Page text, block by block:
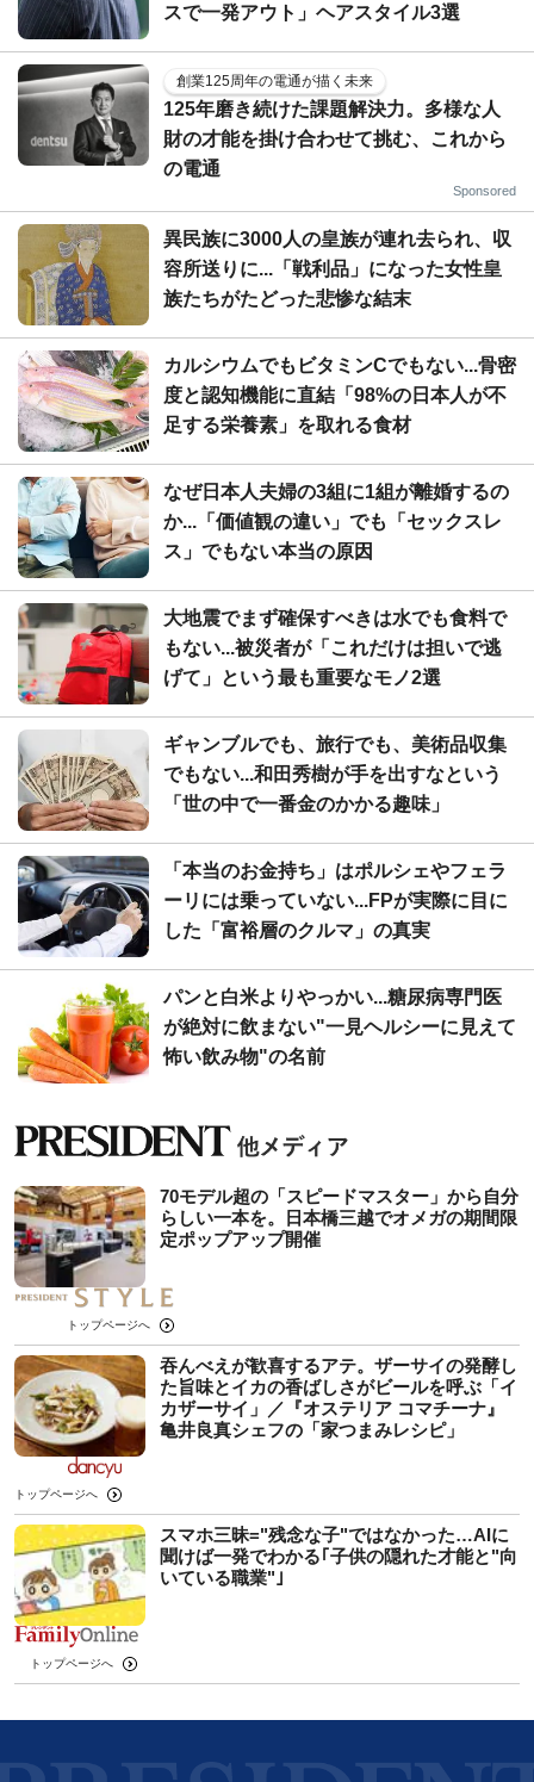
スで一発アウト」ヘアスタイル3選
創業125周年の電通が描く未来
125年磨き続けた課題解決力。多様な人
財の才能を掛け合わせて挑む、これから
の電通
Sponsored
異民族に3000人の皇族が連れ去られ、収
容所送りに...「戦利品」になった女性皇
族たちがたどった悲惨な結末
カルシウムでもビタミンCでもない...骨密
度と認知機能に直結「98%の日本人が不
足する栄養素」を取れる食材
なぜ日本人夫婦の3組に1組が離婚するの
か...「価値観の違い」でも「セックスレ
ス」でもない本当の原因
大地震でまず確保すべきは水でも食料で
もない...被災者が「これだけは担いで逃
げて」という最も重要なモノ2選
ギャンブルでも、旅行でも、美術品収集
でもない...和田秀樹が手を出すなという
「世の中で一番金のかかる趣味」
「本当のお金持ち」はポルシェやフェラ
ーリには乗っていない...FPが実際に目に
した「富裕層のクルマ」の真実
パンと白米よりやっかい...糖尿病専門医
が絶対に飲まない"一見ヘルシーに見えて
怖い飲み物"の名前
70モデル超の「スピードマスター」から自分
らしい一本を。日本橋三越でオメガの期間限
定ポップアップ開催
トップページへ
吞んべえが歓喜するアテ。ザーサイの発酵し
た旨味とイカの香ばしさがビールを呼ぶ「イ
カザーサイ」／『オステリア コマチーナ』
⻲井良真シェフの「家つまみレシピ」
トップページへ
スマホ三昧="残念な子"ではなかった…AIに
聞けば一発でわかる｢子供の隠れた才能と"向
いている職業"｣
トップページへ